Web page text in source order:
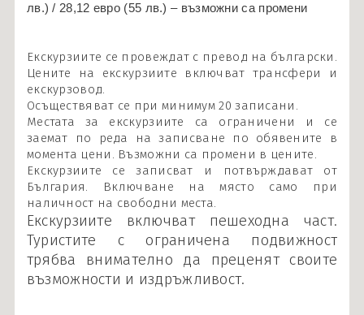
лв.) / 28,12 евро (55 лв.) – възможни са промени
Екскурзиите се провеждат с превод на български.
Цените на екскурзиите включват трансфери и
екскурзовод.
Осъществяват се при минимум 20 записани.
Местата за екскурзиите са ограничени и се
заемат по реда на записване по обявените в
момента цени. Възможни са промени в цените.
Екскурзиите се записват и потвърждават от
България. Включване на място само при
наличност на свободни места.
Екскурзиите включват пешеходна част.
Туристите с ограничена подвижност
трябва внимателно да преценят своите
възможности и издръжливост.